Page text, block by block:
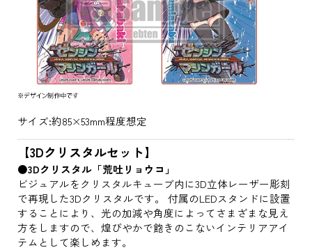
サイズ:約85×53mm程度想定
【3Dクリスタルセット】
●3Dクリスタル「荒吐リョウコ」
ビジュアルをクリスタルキューブ内に3D立体レーザー彫刻
で再現した3Dクリスタルです。 付属のLEDスタンドに設置
することにより、光の加減や角度によってさまざまな見え
方をしますので、煌びやかで飽きのこないインテリアアイ
テムとして楽しめます。